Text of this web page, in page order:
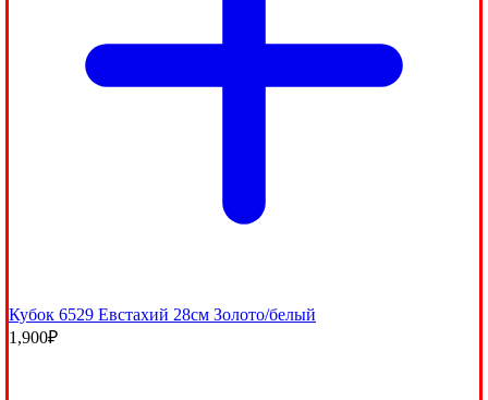
Кубок 6529 Евстахий 28см Золото/белый
1,900₽